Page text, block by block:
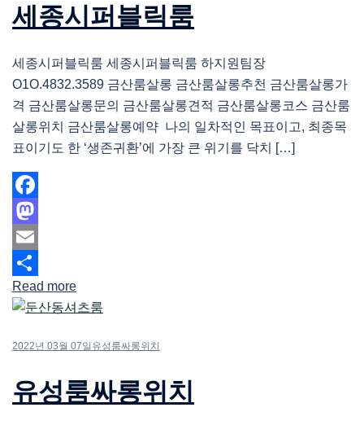
세종시퍼블릭룸
세종시퍼블릭룸 세종시퍼블릭룸 하지원팀장
O1O.4832.3589 금산룸살롱 금산룸살롱추천 금산룸살롱가
격 금산룸살롱문의 금산룸살롱견적 금산룸살롱코스 금산룸
살롱위치 금산룸살롱예약 나의 일차적인 목표이고, 최종목
표이기도 한 ‘생존귀환’에 가장 큰 위기를 닥치 […]
Facebook
Mastodon
Email
Share
Read more
2022년 03월 07일 유성룸싸롱위치
유성룸싸롱위치